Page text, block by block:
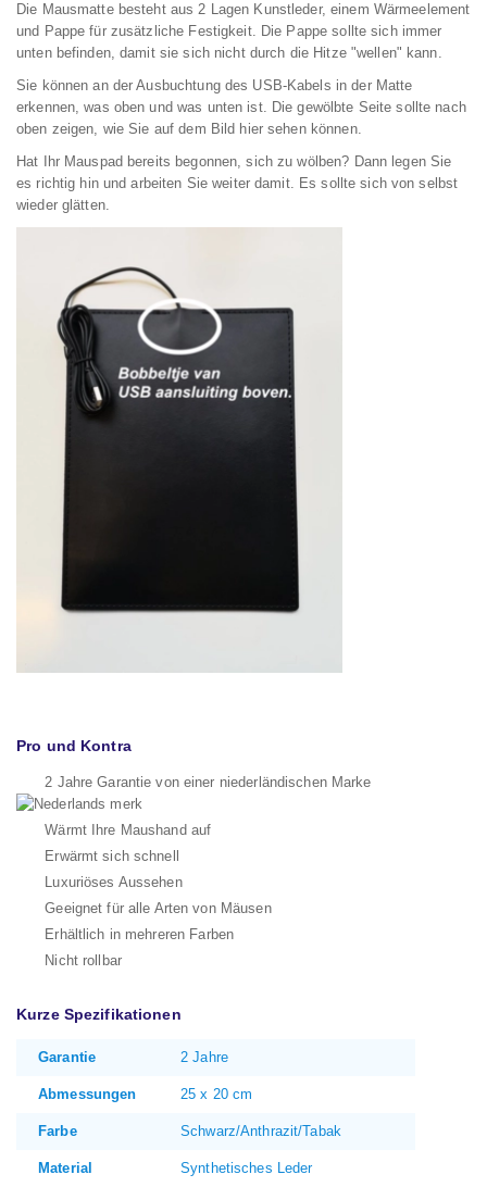
Die Mausmatte besteht aus 2 Lagen Kunstleder, einem Wärmeelement
und Pappe für zusätzliche Festigkeit. Die Pappe sollte sich immer
unten befinden, damit sie sich nicht durch die Hitze "wellen" kann.
Sie können an der Ausbuchtung des USB-Kabels in der Matte
erkennen, was oben und was unten ist. Die gewölbte Seite sollte nach
oben zeigen, wie Sie auf dem Bild hier sehen können.
Hat Ihr Mauspad bereits begonnen, sich zu wölben? Dann legen Sie
es richtig hin und arbeiten Sie weiter damit. Es sollte sich von selbst
wieder glätten.
Pro und Kontra
2 Jahre Garantie von einer niederländischen Marke
Wärmt Ihre Maushand auf
Erwärmt sich schnell
Luxuriöses Aussehen
Geeignet für alle Arten von Mäusen
Erhältlich in mehreren Farben
Nicht rollbar
Kurze Spezifikationen
Garantie 2 Jahre
Abmessungen 25 x 20 cm
Farbe Schwarz/Anthrazit/Tabak
Material Synthetisches Leder